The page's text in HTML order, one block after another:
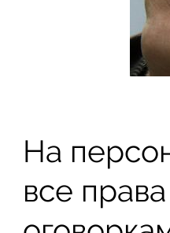
На
все